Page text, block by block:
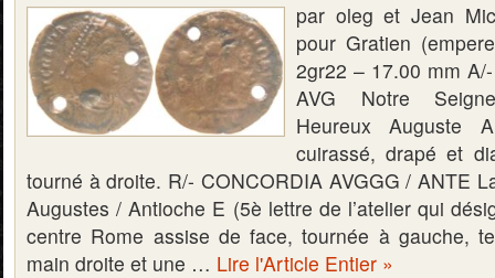
par oleg et Jean
pour Gratien
2gr22 – 17.00 mm
AVG Notre
Heureux Auguste
cuirassé, drapé et
tourné à droite. R/- CONCORDIA AVGGG / ANTE
Augustes / Antioche E (5è lettre de l’atelier qui
centre Rome assise de face, tournée à gauche,
main droite et une … Lire l'Article Entier »